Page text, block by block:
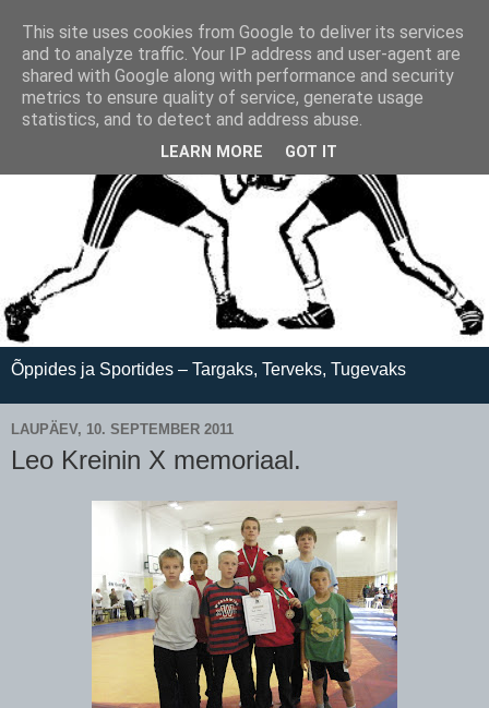
Õppides ja Sportides – Targaks, Terveks, Tugevaks
LAUPÄEV, 10. SEPTEMBER 2011
Leo Kreinin X memoriaal.
This site uses cookies from Google to deliver its services
and to analyze traffic. Your IP address and user-agent are
shared with Google along with performance and security
metrics to ensure quality of service, generate usage
statistics, and to detect and address abuse.
LEARN MORE GOT IT